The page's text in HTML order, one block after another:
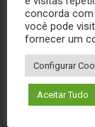
MANDE
concorda com
você pode
fornecer um
Configurar
Aceitar Tudo